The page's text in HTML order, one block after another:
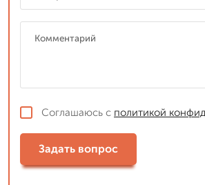
Соглашаюсь с политикой
Задать вопрос